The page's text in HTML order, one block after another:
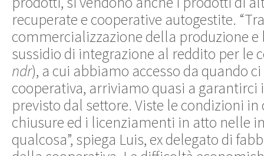
recuperate e cooperative autogestite.
commercializzazione della produzione e
sussidio di integrazione al reddito per le
ndr), a cui abbiamo accesso da quando
cooperativa, arriviamo quasi a
previsto dal settore. Viste le condizioni
chiusure ed i licenziamenti in atto nelle
qualcosa”, spiega Luis, ex delegato di